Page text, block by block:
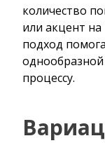
количество
или акцент
подход
однообразной
процессу.